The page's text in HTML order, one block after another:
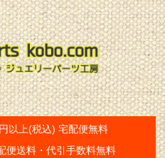
以上(税込) 宅配便無料
便送料・代引手数料無料